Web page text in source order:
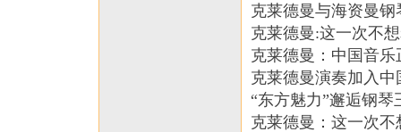
克莱德曼与海资曼钢
克莱德曼:这一次不
克莱德曼：中国音
克莱德曼演奏加入中
“东方魅力”邂逅钢琴
克莱德曼：这一次不